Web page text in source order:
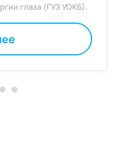
глаза (ГУЗ УОКБ).